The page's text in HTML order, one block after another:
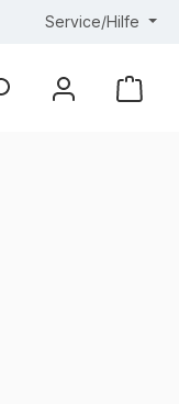
Service/Hilfe